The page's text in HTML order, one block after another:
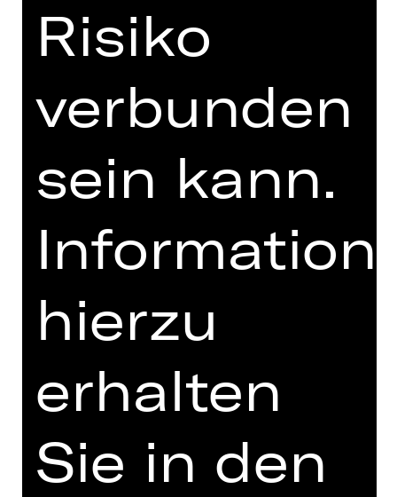
PRESSESTIMMEN
MEHR DAZU IM DIGITALEN
FUNDUS
PROGRAMMHEFT
UNTERSTÜTZUNG
Opernfreunde
Risiko
verbunden
sein kann.
hierzu
erhalten
Sie in den